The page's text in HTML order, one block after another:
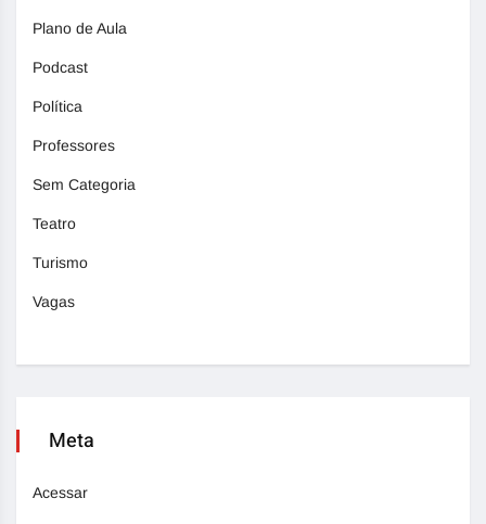
Plano de Aula
Podcast
Política
Professores
Sem Categoria
Teatro
Turismo
Vagas
Meta
Acessar